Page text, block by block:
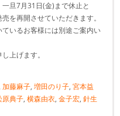
旦7月31日(金)まで休止と
を再開させていただきます。
いるお客様には別途ご案内い
上げます。
加藤麻子, 増田のり子, 宮本益
原典子, 横森由衣, 金子宏, 針生